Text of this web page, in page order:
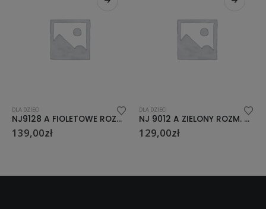
NJ9128 A FIOLETOWE ROZM.S (30-33)ŁYŻWOROLKI NILS EXTREME NJ 9012 A ZIELONY ROZM. M ŁYŻWOROLKI NILS EXTREME